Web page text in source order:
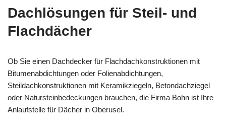
Dachlösungen für Steil- und
Flachdächer
Ob Sie einen Dachdecker für Flachdachkonstruktionen mit
Bitumenabdichtungen oder Folienabdichtungen,
Steildachkonstruktionen mit Keramikziegeln, Betondachziegel
oder Natursteinbedeckungen brauchen, die Firma Bohn ist Ihre
Anlaufstelle für Dächer in Oberusel.